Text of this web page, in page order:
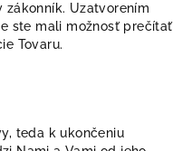
Uzatvorením
ste mali možnosť prečítať
Tovaru.
teda k ukončeniu